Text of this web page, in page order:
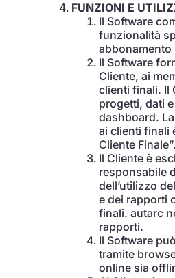
FUNZIONI E
Il Software
funzionalità
abbonamento
Il Software
Cliente, ai
clienti finali. Il
progetti, dati
dashboard.
ai clienti finali
Cliente Finale”.
Il Cliente è
responsabile
dell’utilizzo
e dei rapporti
finali. autarc
rapporti.
Il Software
tramite
online sia